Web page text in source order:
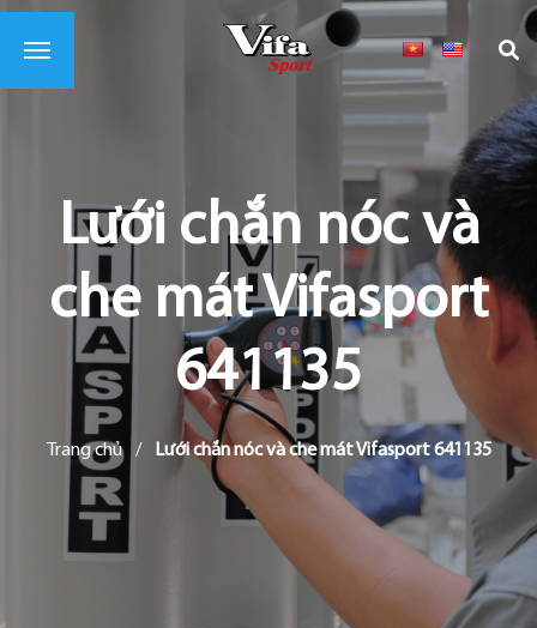
Lưới chắn nóc và
che mát Vifasport
641135
Trang chủ / Lưới chắn nóc và che mát Vifasport 641135